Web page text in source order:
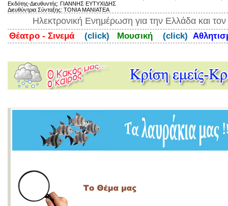
Εκδότης-Διευθυντής: ΓΙΑΝΝΗΣ ΕΥΤΥΧΙΔΗΣ
Διευθύντρια Σύνταξης: ΤΟΝΙΑ ΜΑΝΙΑΤΕΑ
Ηλεκτρονική Ενημέρωση για την Ελλάδα και
Θέατρο - Σινεμά (click) Μουσική (click)